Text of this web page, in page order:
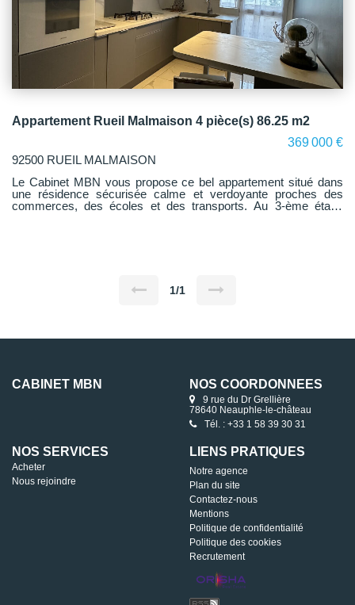
Appartement Rueil Malmaison 4 pièce(s) 86.25 m2
369 000 €
92500 RUEIL MALMAISON
Le Cabinet MBN vous propose ce bel appartement situé dans
une résidence sécurisée calme et verdoyante proches des
commerces, des écoles et des transports. Au 3-ème étage
Une place de parking et 2 caves complètent le tout.
1/1
CABINET MBN NOS COORDONNÉES
9 rue du Dr Grellière
78640 Neauphle-le-château
Tél. : +33 1 58 39 30 31
NOS SERVICES
Acheter
Nous rejoindre
LIENS PRATIQUES
Notre agence
Plan du site
Contactez-nous
Mentions
Politique de confidentialité
Politique des cookies
Recrutement